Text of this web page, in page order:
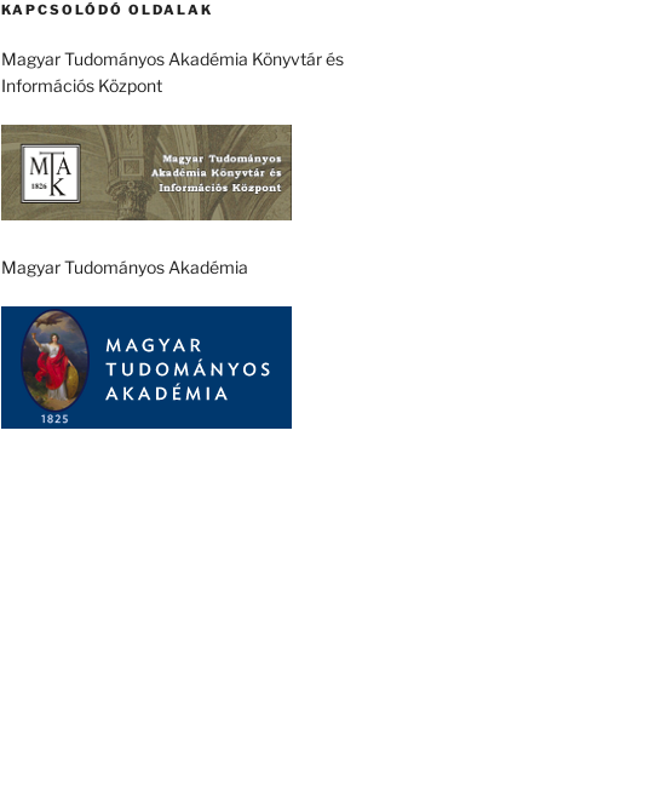
KAPCSOLÓDÓ OLDALAK
Magyar Tudományos Akadémia Könyvtár és
Információs Központ
Magyar Tudományos Akadémia